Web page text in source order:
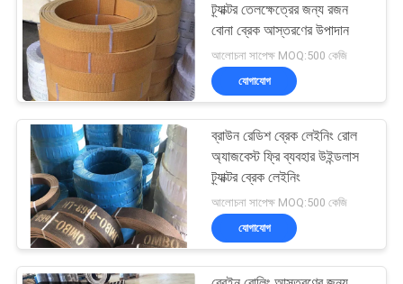
ট্র্যাক্টর তেলক্ষেত্রের জন্য রজন
বোনা ব্রেক আস্তরণের উপাদান
আলোচনা সাপেক্ষ MOQ:500 কেজি
যোগাযোগ
ব্রাউন রেডিশ ব্রেক লেইনিং রোল
অ্যাজবেস্ট ফ্রি ব্যবহার উইন্ডলাস
ট্র্যাক্টর ব্রেক লেইনিং
আলোচনা সাপেক্ষ MOQ:500 কেজি
যোগাযোগ